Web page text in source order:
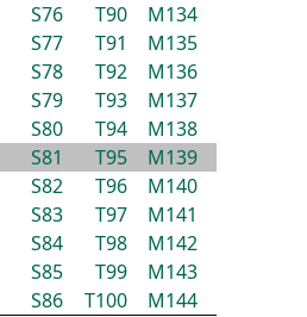
S76 T90
M134
S77 T91
M135
S78 T92
M136
S79 T93
M137
S80 T94
M138
S81 T95
M139
S82 T96
M140
S83 T97
M141
S84 T98
M142
S85 T99
M143
S86 T100
M144